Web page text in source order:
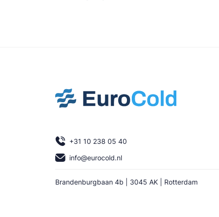
+31 10 238 05 40
info@eurocold.nl
Brandenburgbaan 4b | 3045 AK | Rotterdam